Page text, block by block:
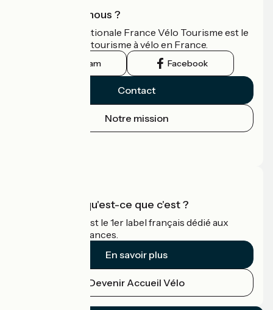
Qui sommes-nous ?
L'association nationale France Vélo Tourisme est le
guide officiel du tourisme à vélo en France.
Instagram Facebook
Contact
Notre mission
Accueil Vélo qu'est-ce que c'est ?
Accueil Vélo c'est le 1er label français dédié aux
cyclistes en vacances.
En savoir plus
Devenir Accueil Vélo